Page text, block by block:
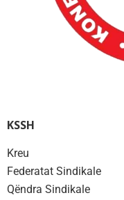
KSSH
Kreu
Federatat Sindikale
Qëndra Sindikale